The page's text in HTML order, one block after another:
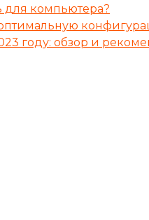
для компьютера?
году: обзор и